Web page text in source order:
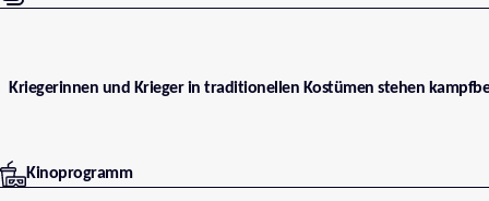
Kriegerinnen und Krieger in traditionellen Kostümen stehen
Kinoprogramm